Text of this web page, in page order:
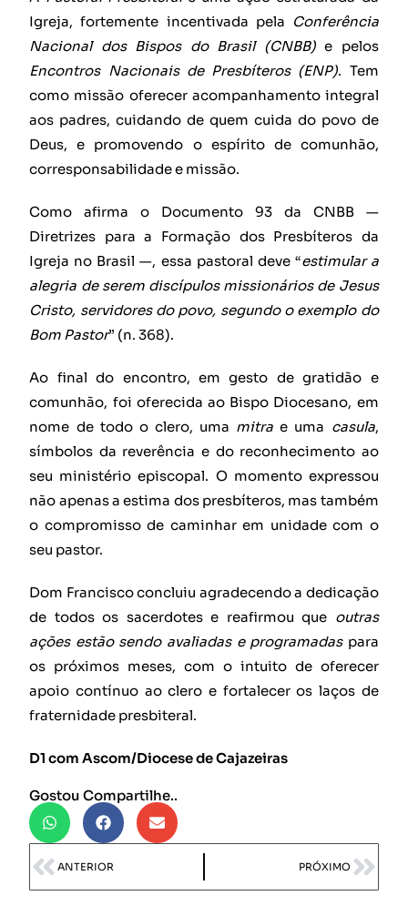
Igreja, fortemente incentivada pela Conferência
Nacional dos Bispos do Brasil (CNBB)e pelos
Encontros Nacionais de Presbíteros (ENP). Tem
como missão oferecer acompanhamento integral
aos padres, cuidando de quem cuida do povo de
Deus, e promovendo o espírito de comunhão,
corresponsabilidade e missão.
Como afirma o Documento 93 da CNBB —
Diretrizes para a Formação dos Presbíteros da
Igreja no Brasil —, essa pastoral deve “estimular a
alegria de serem discípulos missionários de Jesus
Cristo, servidores do povo, segundo o exemplo do
Bom Pastor” (n. 368).
Ao final do encontro, em gesto de gratidão e
comunhão, foi oferecida ao Bispo Diocesano, em
nome de todo o clero, uma mitra e uma casula,
símbolos da reverência e do reconhecimento ao
seu ministério episcopal. O momento expressou
não apenas a estima dos presbíteros, mas também
o compromisso de caminhar em unidade com o
seu pastor.
Dom Francisco concluiu agradecendo a dedicação
de todos os sacerdotes e reafirmou que outras
ações estão sendo avaliadas e programadaspara
os próximos meses, com o intuito de oferecer
apoio contínuo ao clero e fortalecer os laços de
fraternidade presbiteral.
D1 com Ascom/Diocese de Cajazeiras
Gostou Compartilhe..
ANTERIOR PRÓXIMO